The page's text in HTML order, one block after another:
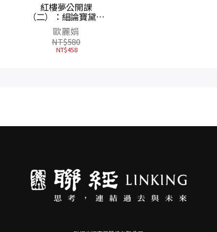
紅樓夢公開課
（二）：細論寶黛釵
卷【修訂新版】
歐麗娟
NT$580
NT$458